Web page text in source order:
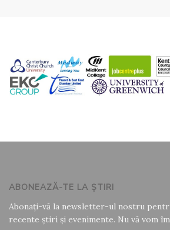
ABONEAZĂ-TE LA ȘTIRI
Abonați-vă la newsletter-ul nostru
recente știri și evenimente. Nu vă vom